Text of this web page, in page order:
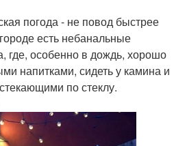
погода - не повод быстрее
есть небанальные
где, особенно в дождь, хорошо
напитками, сидеть у камина и
по стеклу.